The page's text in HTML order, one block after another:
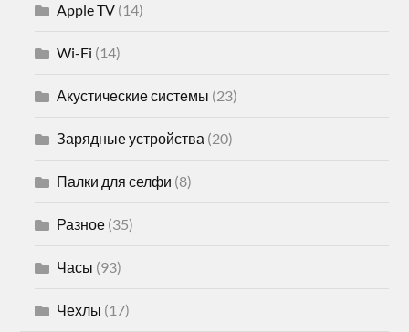
Apple TV (14)
Wi-Fi (14)
Акустические системы (23)
Зарядные устройства (20)
Палки для селфи (8)
Разное (35)
Часы (93)
Чехлы (17)